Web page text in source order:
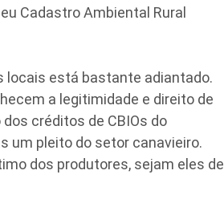
Cadastro Ambiental Rural
locais está bastante adiantado.
a legitimidade e direito de
créditos de CBIOs do
um pleito do setor canavieiro.
dos produtores, sejam eles de